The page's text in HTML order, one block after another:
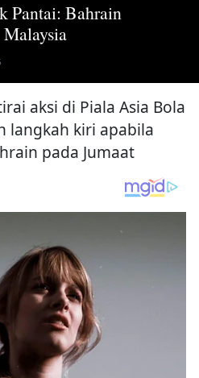
Pantai: Bahrain
Malaysia
aksi di Piala Asia Bola
langkah kiri apabila
pada Jumaat